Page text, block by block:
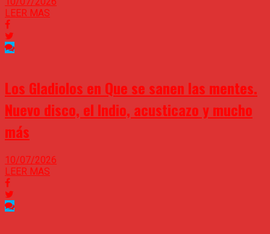
LEER MAS
Los Gladiolos en Que se sanen las mentes.
Nuevo disco, el Indio, acusticazo y mucho
más
10/07/2026
LEER MAS